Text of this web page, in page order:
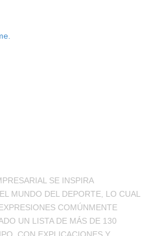
SE INSPIRA
MUNDO DEL DEPORTE, LO CUAL
COMÚNMENTE
UN LISTA DE MÁS DE 130